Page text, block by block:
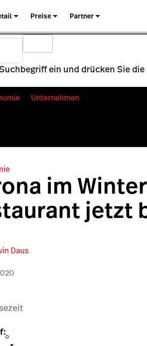
Preise Partner
ein und drücken Sie
Unternehmen
im
jetzt
Daus